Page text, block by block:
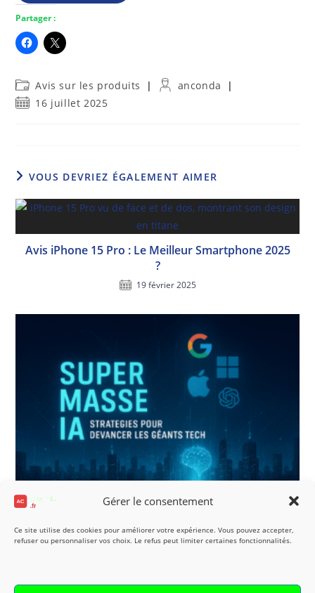
Gérer le consentement
Ce site utilise des cookies pour améliorer votre expérience. Vous pouvez accepter,
refuser ou personnaliser vos choix. Le refus peut limiter certaines fonctionnalités.
Partager :
Post
category:
Avis sur les produits
Auteur/autrice
anconda
Publication
16 juillet 2025
VOUS DEVRIEZ ÉGALEMENT AIMER
Avis iPhone 15 Pro : Le Meilleur Smartphone 2025
?
19 février 2025
en 2025